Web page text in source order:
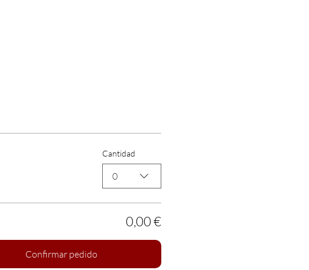
Cantidad
0
0,00 €
Confirmar pedido